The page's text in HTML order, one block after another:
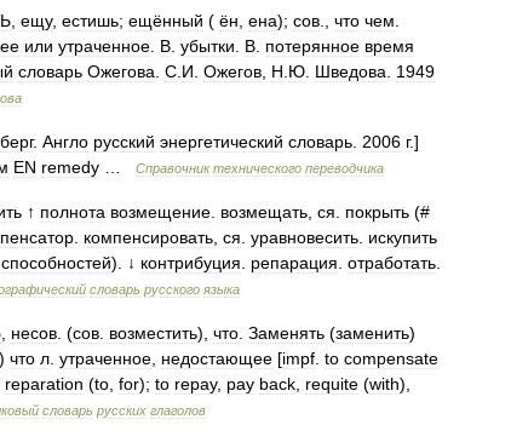
ещу, естишь; ещённый ( ён ена); сов что чем
или утраченное В убытки В потерянное время
словарь Ожегова С И Ожегов Н Ю Шведова
1949
. Англо русский энергетический словарь 2006 г.]
EN remedy Справочник технического переводчика
↑ полнота возмещение возмещать ся покрыть (#
компенсировать ся уравновесить искупить
способностей). ↓ контрибуция репарация отработать
словарь русского языка
несов . (сов возместить), что Заменять (заменить)
) что л утраченное недостающее [impf to compensate
reparation (to for); to repay, pay back requite (with),
словарь русских глаголов